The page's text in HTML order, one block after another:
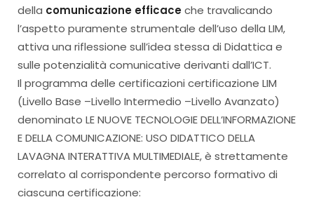
della comunicazione efficaceche travalicando
l’aspetto puramente strumentale dell’uso della LIM,
attiva una riflessione sull’idea stessa di Didattica e
sulle potenzialità comunicative derivanti dall’ICT.
Il programma delle certificazioni certificazione LIM
(Livello Base –Livello Intermedio –Livello Avanzato)
denominato LE NUOVE TECNOLOGIE DELL’INFORMAZIONE
E DELLA COMUNICAZIONE: USO DIDATTICO DELLA
LAVAGNA INTERATTIVA MULTIMEDIALE, è strettamente
correlato al corrispondente percorso formativo di
ciascuna certificazione: